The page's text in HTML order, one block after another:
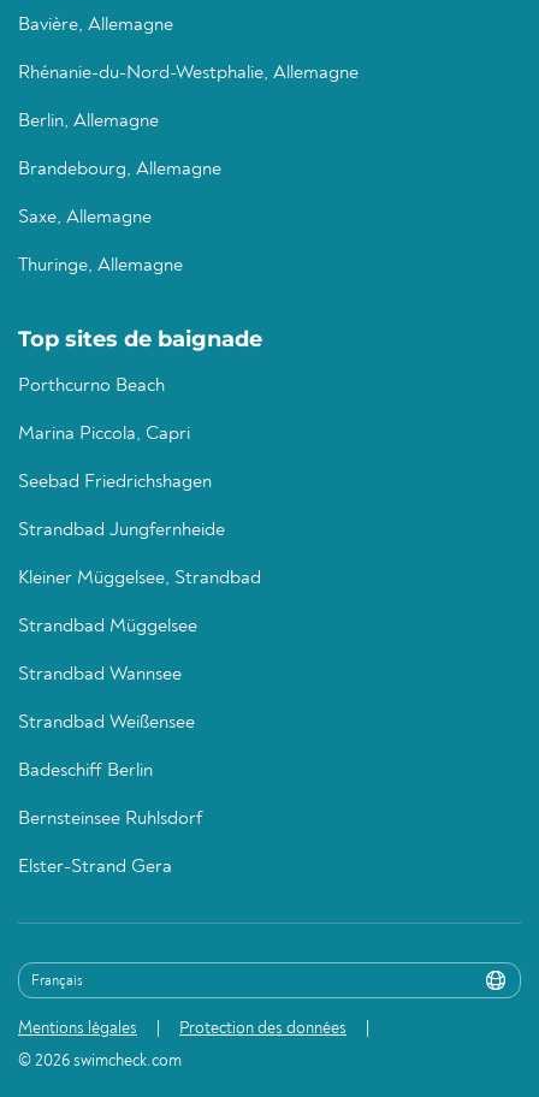
Bavière, Allemagne
Rhénanie-du-Nord-Westphalie, Allemagne
Berlin, Allemagne
Brandebourg, Allemagne
Saxe, Allemagne
Thuringe, Allemagne
Top sites de baignade
Porthcurno Beach
Marina Piccola, Capri
Seebad Friedrichshagen
Strandbad Jungfernheide
Kleiner Müggelsee, Strandbad
Strandbad Müggelsee
Strandbad Wannsee
Strandbad Weißensee
Badeschiff Berlin
Bernsteinsee Ruhlsdorf
Elster-Strand Gera
Mentions légales
Protection des données
© 2026 swimcheck.com